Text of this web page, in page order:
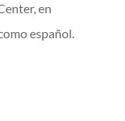
en
español.